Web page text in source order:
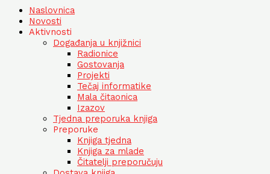
Naslovnica
Novosti
Aktivnosti
Događanja u knjižnici
Radionice
Gostovanja
Projekti
Tečaj informatike
Mala čitaonica
Izazov
Tjedna preporuka knjiga
Preporuke
Knjiga tjedna
Knjiga za mlade
Čitatelji preporučuju